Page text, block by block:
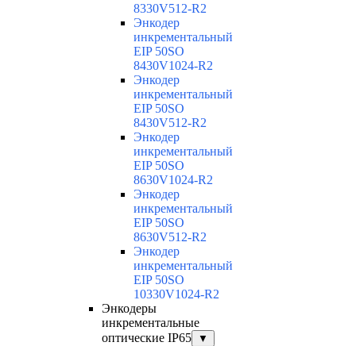
8330V512-R2
Энкодер
инкрементальный
EIP 50SO
8430V1024-R2
Энкодер
инкрементальный
EIP 50SO
8430V512-R2
Энкодер
инкрементальный
EIP 50SO
8630V1024-R2
Энкодер
инкрементальный
EIP 50SO
8630V512-R2
Энкодер
инкрементальный
EIP 50SO
10330V1024-R2
Энкодеры
инкрементальные
оптические IP65
▼